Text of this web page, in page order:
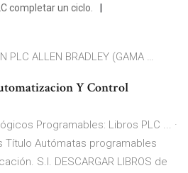
completar un ciclo.
PLC ALLEN BRADLEY (GAMA …
Y Control
Programables: Libros PLC ... ·
Título Autómatas programables
S.I. DESCARGAR LIBROS de